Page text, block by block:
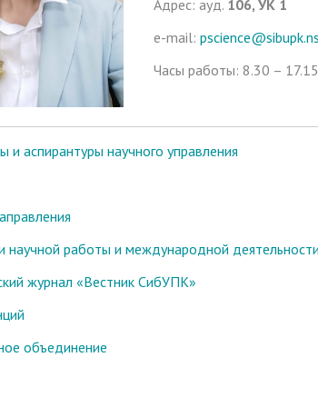
Адрес: ауд. 106, УК 1
e-mail:
Часы работы: 8.30 – 17.15
и аспирантуры научного управления
научной работы и международной деятельности
журнал «Вестник СибУПК»
объединение